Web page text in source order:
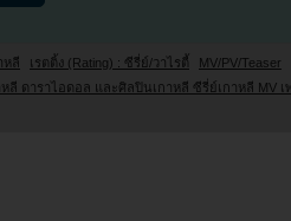
หลี เรตติ้ง (Rating) : ซีรี่ย์/วาไรตี้
MV/PV/Teaser
หลี ดาราไอดอล และศิลปินเกาหลี ซีรี่ย์เกาหลี MV